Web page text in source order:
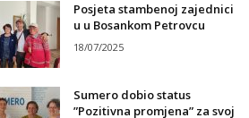
Posjeta stambenoj zajednici
u u Bosankom Petrovcu
18/07/2025
Sumero dobio status
”Pozitivna promjena” za svoj